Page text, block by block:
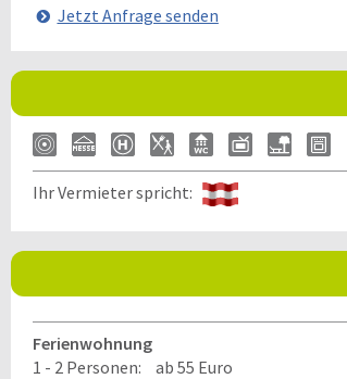
Jetzt Anfrage senden
Ihr Vermieter spricht:
Ferienwohnung
1 - 2 Personen:
ab 55 Euro